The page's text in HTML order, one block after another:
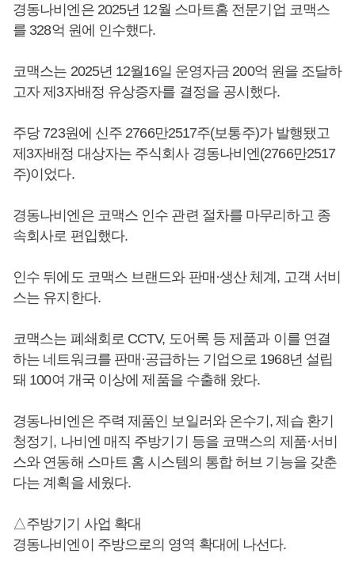
경동나비엔은 2025년 12월 스마트홈 전문기업 코맥스
를 328억 원에 인수했다.
코맥스는 2025년 12월16일 운영자금 200억 원을 조달하
고자 제3자배정 유상증자를 결정을 공시했다.
주당 723원에 신주 2766만2517주(보통주)가 발행됐고
제3자배정 대상자는 주식회사 경동나비엔(2766만2517
주)이었다.
경동나비엔은 코맥스 인수 관련 절차를 마무리하고 종
속회사로 편입했다.
인수 뒤에도 코맥스 브랜드와 판매·생산 체계, 고객 서비
스는 유지한다.
코맥스는 폐쇄회로 CCTV, 도어록 등 제품과 이를 연결
하는 네트워크를 판매·공급하는 기업으로 1968년 설립
돼 100여 개국 이상에 제품을 수출해 왔다.
경동나비엔은 주력 제품인 보일러와 온수기, 제습 환기
청정기, 나비엔 매직 주방기기 등을 코맥스의 제품·서비
스와 연동해 스마트 홈 시스템의 통합 허브 기능을 갖춘
다는 계획을 세웠다.
△주방기기 사업 확대
경동나비엔이 주방으로의 영역 확대에 나선다.